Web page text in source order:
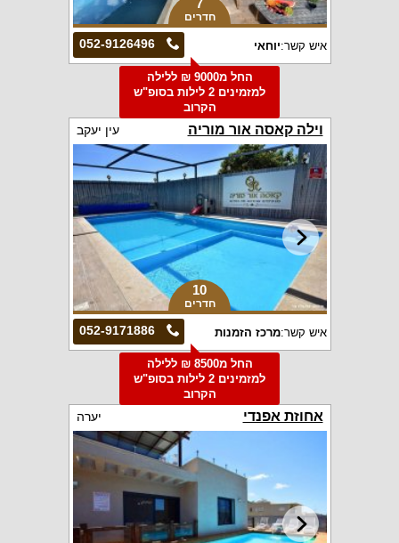
7
חדרים
052-9126496 איש קשר:יוחאי
החל מ9000 ₪ ללילה
למזמינים 2 לילות בסופ"ש
הקרוב
וילה קאסה אור מוריה עין יעקב
10
חדרים
052-9171886 איש קשר:מרכז הזמנות
החל מ8500 ₪ ללילה
למזמינים 2 לילות בסופ"ש
הקרוב
אחוזת אפנדי יערה